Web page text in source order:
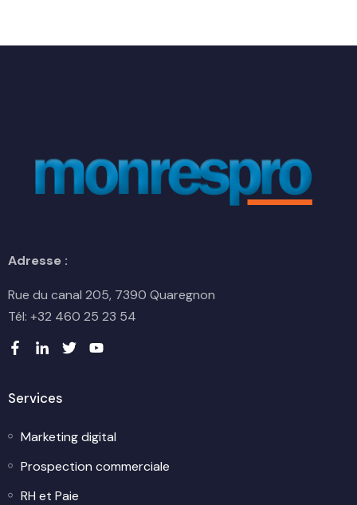
Adresse :
Rue du canal 205, 7390 Quaregnon
Tél: +32 460 25 23 54
Services
Marketing digital
Prospection commerciale
RH et Paie